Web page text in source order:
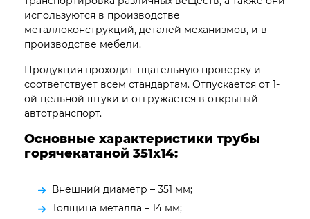
используются в производстве
металлоконструкций, деталей механизмов, и в
производстве мебели.
Продукция проходит тщательную проверку и
соответствует всем стандартам. Отпускается от 1-
ой цельной штуки и отгружается в открытый
автотранспорт.
Основные характеристики трубы
горячекатаной 351х14:
Внешний диаметр – 351 мм;
Толщина металла – 14 мм;